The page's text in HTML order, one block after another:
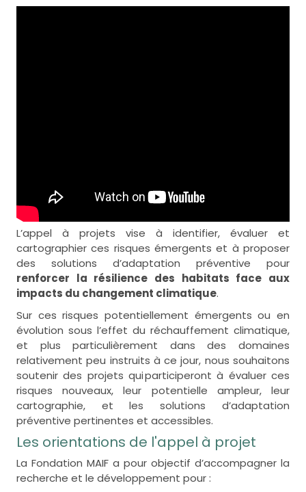
L’appel à projets vise à identifier, évaluer et
cartographier ces risques émergents et à proposer
des solutions d’adaptation préventive pour
renforcer la résilience des habitats face aux
impacts du changement climatique.
Sur ces risques potentiellement émergents ou en
évolution sous l’effet du réchauffement climatique,
et plus particulièrement dans des domaines
relativement peu instruits à ce jour, nous souhaitons
soutenir des projets qui participeront à évaluer ces
risques nouveaux, leur potentielle ampleur, leur
cartographie, et les solutions d’adaptation
préventive pertinentes et accessibles.
Les orientations de l'appel à projet
La Fondation MAIF a pour objectif d’accompagner la
recherche et le développement pour :